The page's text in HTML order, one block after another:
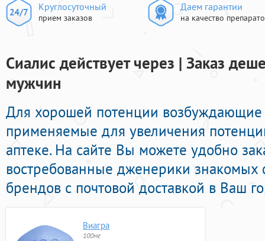
Круглосуточный
прием заказов
Даем гарантии
на качество
Сиалис действует через | Заказ
мужчин
Для хорошей потенции возбуждающие
применяемые для увеличения
аптеке. На сайте Вы можете удобно
востребованные дженерики знакомых
брендов с почтовой доставкой в Ваш
Виагра
100мг